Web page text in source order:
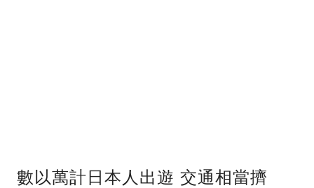
數以萬計日本人出遊 交通相當擠